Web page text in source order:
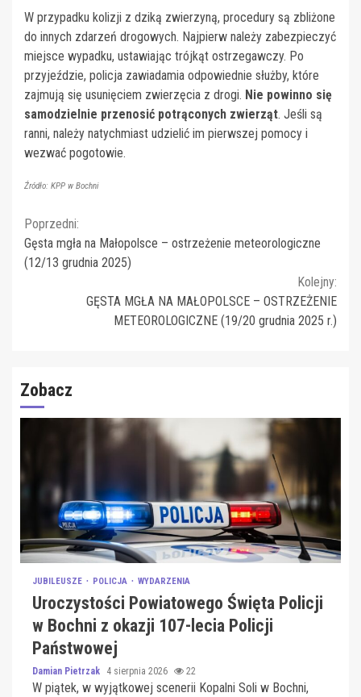
W przypadku kolizji z dziką zwierzyną, procedury są zbliżone
do innych zdarzeń drogowych. Najpierw należy zabezpieczyć
miejsce wypadku, ustawiając trójkąt ostrzegawczy. Po
przyjeździe, policja zawiadamia odpowiednie służby, które
zajmują się usunięciem zwierzęcia z drogi. Nie powinno się
samodzielnie przenosić potrąconych zwierząt. Jeśli są
ranni, należy natychmiast udzielić im pierwszej pomocy i
wezwać pogotowie.
Źródło: KPP w Bochni
Continue
Reading
Poprzedni:
Gęsta mgła na Małopolsce – ostrzeżenie meteorologiczne
(12/13 grudnia 2025)
Kolejny:
GĘSTA MGŁA NA MAŁOPOLSCE – OSTRZEŻENIE
METEOROLOGICZNE (19/20 grudnia 2025 r.)
Zobacz
JUBILEUSZE POLICJA WYDARZENIA
Uroczystości Powiatowego Święta Policji
w Bochni z okazji 107-lecia Policji
Państwowej
Damian Pietrzak 4 sierpnia 2026 22
W piątek, w wyjątkowej scenerii Kopalni Soli w Bochni,